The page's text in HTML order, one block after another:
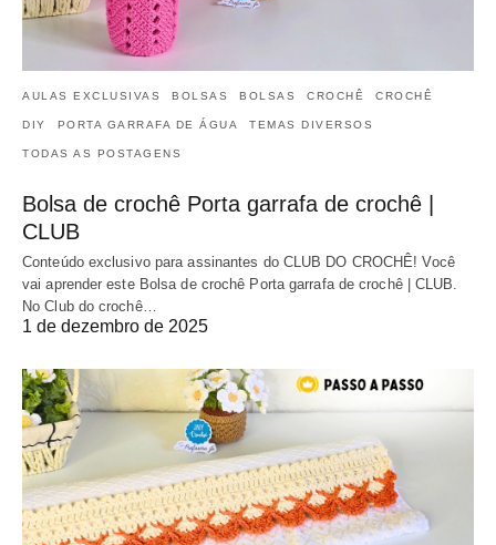
AULAS EXCLUSIVAS BOLSAS BOLSAS CROCHÊ CROCHÊ
DIY PORTA GARRAFA DE ÁGUA TEMAS DIVERSOS
TODAS AS POSTAGENS
Bolsa de crochê Porta garrafa de crochê |
CLUB
Conteúdo exclusivo para assinantes do CLUB DO CROCHÊ! Você
vai aprender este Bolsa de crochê Porta garrafa de crochê | CLUB.
No Club do crochê…
1 de dezembro de 2025